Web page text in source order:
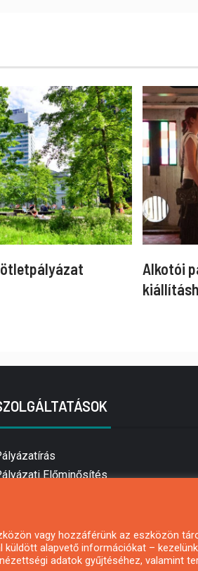
Alkotói
Előminősítés
pályázatírás
magánszemélyeknek
vagy hozzáférünk az eszközön
alapvető információkat –
adatok gyűjtéséhez, valamint